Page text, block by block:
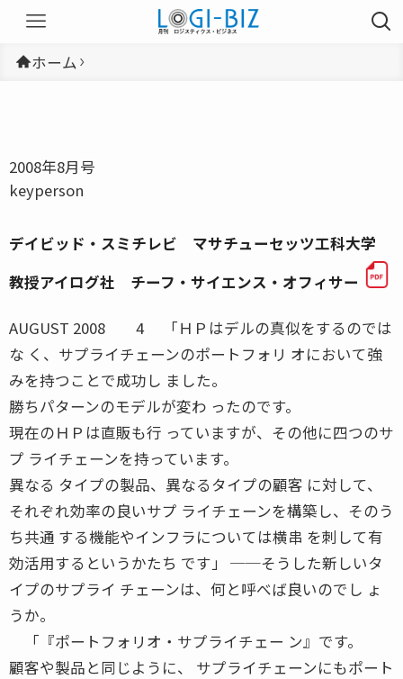
ホーム
2008年8月号
keyperson
デイビッド・スミチレビ マサチューセッツ工科大学
教授アイログ社 チーフ・サイエンス・オフィサー
AUGUST 2008 4 「ＨＰはデルの真似をするのでは
な く、サプライチェーンのポートフォリ オにおいて強
みを持つことで成功し ました。
勝ちパターンのモデルが変わ ったのです。
現在のＨＰは直販も行 っていますが、その他に四つのサ
プ ライチェーンを持っています。
異なる タイプの製品、異なるタイプの顧客 に対して、
それぞれ効率の良いサプ ライチェーンを構築し、そのう
ち共通 する機能やインフラについては横串 を刺して有
効活用するというかたち です」 ──そうした新しいタ
イプのサプライ チェーンは、何と呼べば良いのでし ょ
うか。
「『ポートフォリオ・サプライチェー ン』です。
顧客や製品と同じように、 サプライチェーンにもポート